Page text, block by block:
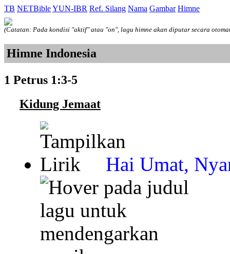
TB NETBibleYUN-IBR Ref. Silang Nama Gambar Himne
(Catatan: Pada kondisi "aktif" atau "on", lagu himne akan diputar secara
Himne Indonesia
1 Petrus 1:3-5
Kidung Jemaat
Hai Umat,